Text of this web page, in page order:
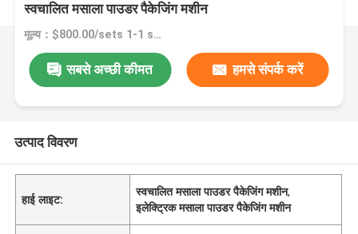
स्वचालित मसाला पाउडर पैकेजिंग मशीन
मूल्य：$800.00/sets 1-1 sets
सबसे अच्छी कीमत हमसे संपर्क करें
उत्पाद विवरण
हाई लाइट:
स्वचालित मसाला पाउडर पैकेजिंग मशीन,
इलेक्ट्रिक मसाला पाउडर पैकेजिंग मशीन